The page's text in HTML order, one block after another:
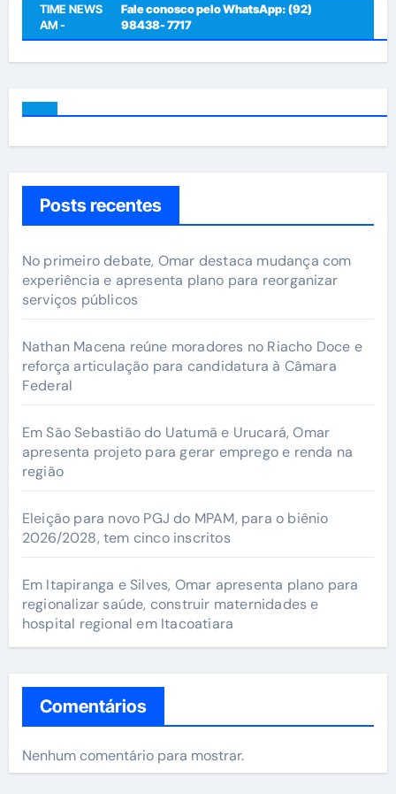
TIME NEWS
AM -
Fale conosco pelo WhatsApp: (92)
98438- 7717
Posts recentes
No primeiro debate, Omar destaca mudança com
experiência e apresenta plano para reorganizar
serviços públicos
Nathan Macena reúne moradores no Riacho Doce e
reforça articulação para candidatura à Câmara
Federal
Em São Sebastião do Uatumã e Urucará, Omar
apresenta projeto para gerar emprego e renda na
região
Eleição para novo PGJ do MPAM, para o biênio
2026/2028, tem cinco inscritos
Em Itapiranga e Silves, Omar apresenta plano para
regionalizar saúde, construir maternidades e
hospital regional em Itacoatiara
Comentários
Nenhum comentário para mostrar.